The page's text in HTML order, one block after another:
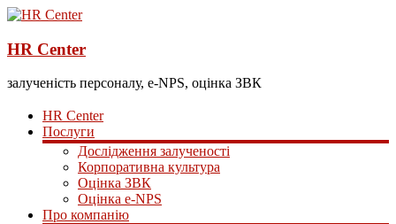
HR Center
залученість персоналу, e-NPS, оцінка ЗВК
HR Center
Послуги
Дослідження залученості
Корпоративна культура
Оцінка ЗВК
Оцінка e-NPS
Про компанію